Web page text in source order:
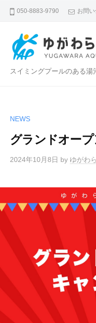
050-8883-9790 お問
ゆ
ク
スイミングプールのある
NEWS
グランドオー
2024年10月8日 by ゆがわ
が
ア
ク
ア